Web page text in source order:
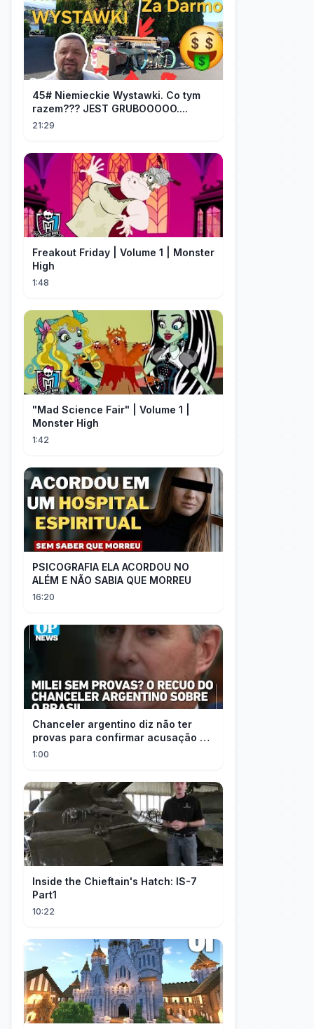
45# Niemieckie Wystawki. Co tym
razem??? JEST GRUBOOOOO....
21:29
Freakout Friday | Volume 1 | Monster
High
1:48
"Mad Science Fair" | Volume 1 |
Monster High
1:42
PSICOGRAFIA ELA ACORDOU NO
ALÉM E NÃO SABIA QUE MORREU
16:20
Chanceler argentino diz não ter
provas para confirmar acusação de
Milei contra Brasil | OP News
1:00
Inside the Chieftain's Hatch: IS-7
Part1
10:22